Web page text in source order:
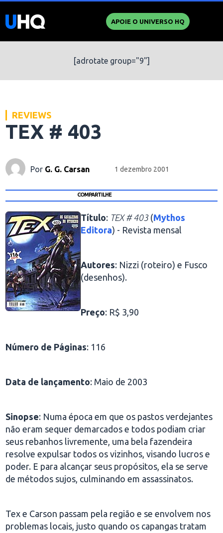
APOIE O UNIVERSO HQ
[adrotate group="9"]
REVIEWS
TEX # 403
Por G. G. Carsan 1 dezembro 2001
COMPARTILHE
Título: TEX # 403(Mythos
Editora) - Revista mensal
Autores: Nizzi (roteiro) e Fusco
(desenhos).
Preço: R$ 3,90
Número de Páginas: 116
Data de lançamento: Maio de 2003
Sinopse: Numa época em que os pastos verdejantes
não eram sequer demarcados e todos podiam criar
seus rebanhos livremente, uma bela fazendeira
resolve expulsar todos os vizinhos, visando lucros e
poder. E para alcançar seus propósitos, ela se serve
de métodos sujos, culminando em assassinatos.
Tex e Carson passam pela região e se envolvem nos
problemas locais, justo quando os capangas tratam